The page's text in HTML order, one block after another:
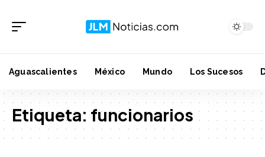
Aguascalientes México Mundo Los Sucesos
Etiqueta: funcionarios